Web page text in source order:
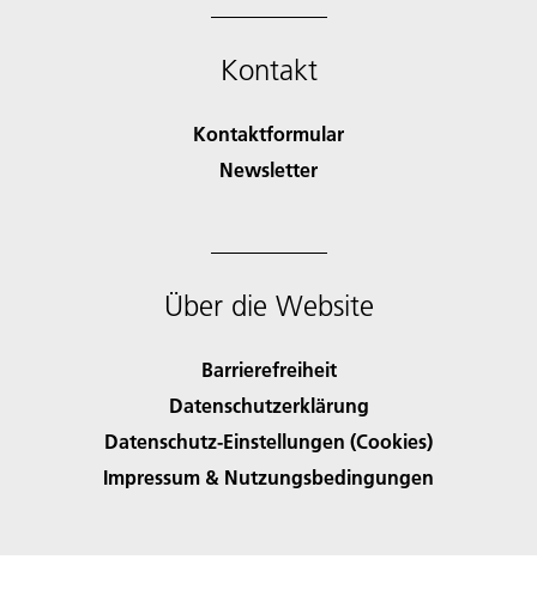
Kontakt
Kontaktformular
Newsletter
Über die Website
Barrierefreiheit
Datenschutzerklärung
Datenschutz-Einstellungen (Cookies)
Impressum & Nutzungsbedingungen